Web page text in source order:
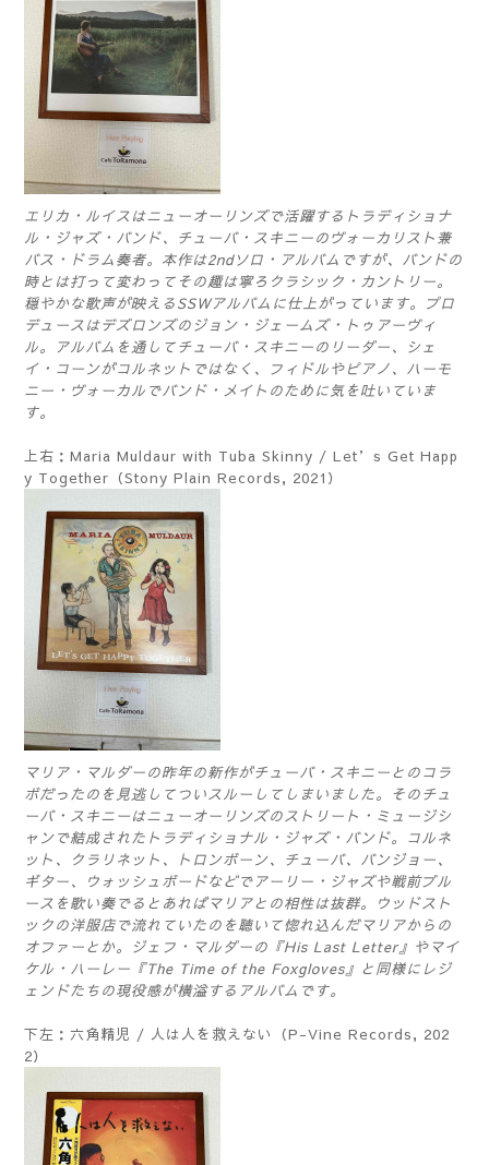
エリカ・ルイスはニューオーリンズで活躍するトラディショナ
ル・ジャズ・バンド、チューバ・スキニーのヴォーカリスト兼
バス・ドラム奏者。本作は2ndソロ・アルバムですが、バンドの
時とは打って変わってその趣は寧ろクラシック・カントリー。
穏やかな歌声が映えるSSWアルバムに仕上がっています。プロ
デュースはデズロンズのジョン・ジェームズ・トゥアーヴィ
ル。アルバムを通してチューバ・スキニーのリーダー、シェ
イ・コーンがコルネットではなく、フィドルやピアノ、ハーモ
ニー・ヴォーカルでバンド・メイトのために気を吐いていま
す。
上右：Maria Muldaur with Tuba Skinny / Let’s Get Happ
y Together（Stony Plain Records, 2021）
マリア・マルダーの昨年の新作がチューバ・スキニーとのコラ
ボだったのを見逃してついスルーしてしまいました。そのチュ
ーバ・スキニーはニューオーリンズのストリート・ミュージシ
ャンで結成されたトラディショナル・ジャズ・バンド。コルネ
ット、クラリネット、トロンボーン、チューバ、バンジョー、
ギター、ウォッシュボードなどでアーリー・ジャズや戦前ブル
ースを歌い奏でるとあればマリアとの相性は抜群。ウッドスト
ックの洋服店で流れていたのを聴いて惚れ込んだマリアからの
オファーとか。ジェフ・マルダーの『His Last Letter』やマイ
ケル・ハーレー『The Time of the Foxgloves』と同様にレジ
ェンドたちの現役感が横溢するアルバムです。
下左：六角精児 / 人は人を救えない（P-Vine Records, 202
2）